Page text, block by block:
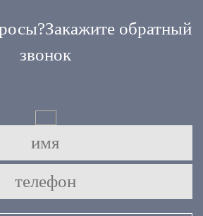
Закажите обратный
звонок